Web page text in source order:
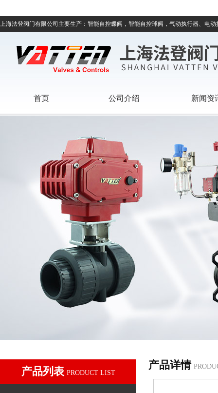
上海法登阀门有限公司主要生产：智能自控蝶阀，智能自控球阀，气动执行器、电
首页 公司介绍 新闻资
产品列表 PRODUCT LIST
产品详情